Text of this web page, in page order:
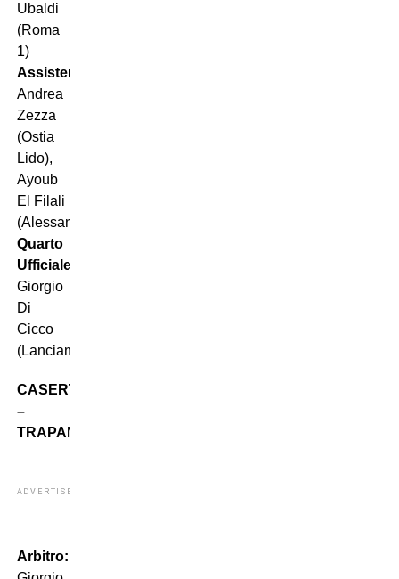
Ubaldi
(Roma
1)
Assistenti:
Andrea
Zezza
(Ostia
Lido),
Ayoub
El Filali
(Alessandria)
Quarto
Ufficiale:
Giorgio
Di
Cicco
(Lanciano)
CASERTANA
–
TRAPANI
ADVERTISEMENT
Arbitro: